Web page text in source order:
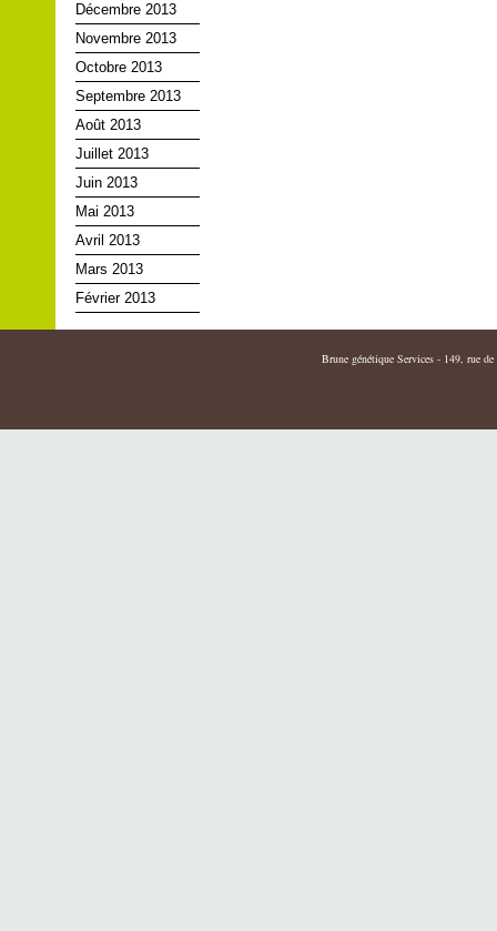
Décembre 2013
Novembre 2013
Octobre 2013
Septembre 2013
Août 2013
Juillet 2013
Juin 2013
Mai 2013
Avril 2013
Mars 2013
Février 2013
Brune génétique Services - 149, rue